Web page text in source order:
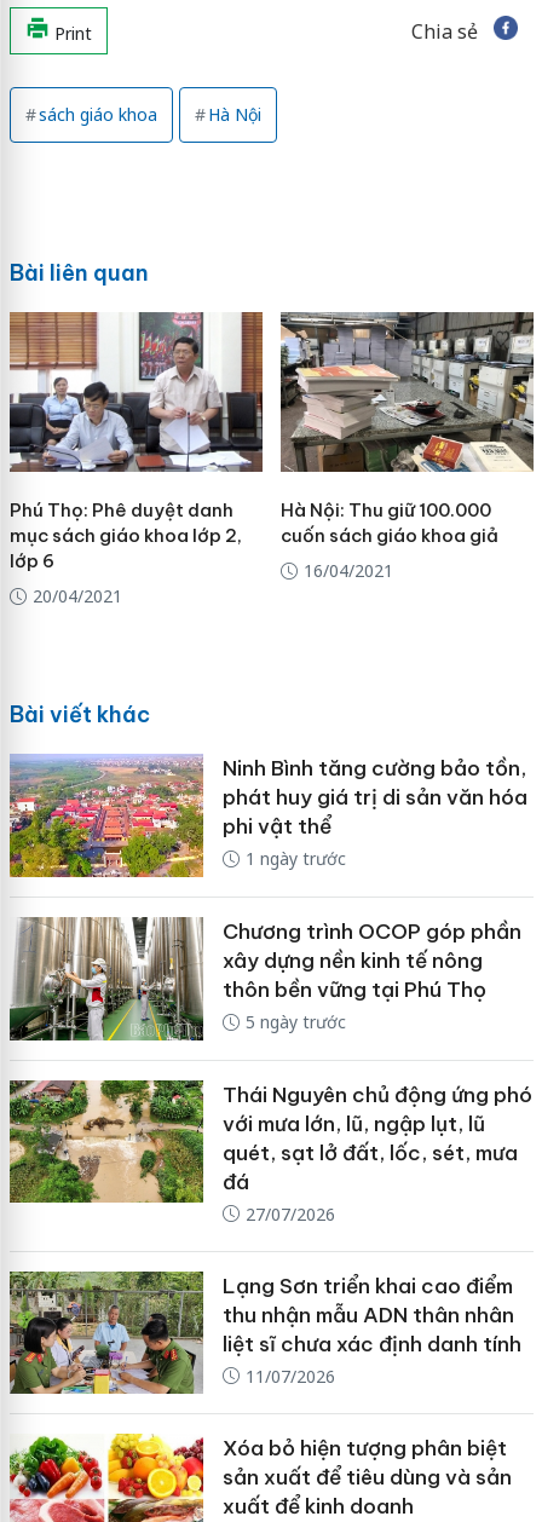
Print Chia sẻ
sách giáo khoa Hà Nội
Bài liên quan
Phú Thọ: Phê duyệt danh
mục sách giáo khoa lớp 2,
lớp 6
20/04/2021
Hà Nội: Thu giữ 100.000
cuốn sách giáo khoa giả
16/04/2021
Bài viết khác
Ninh Bình tăng cường bảo tồn,
phát huy giá trị di sản văn hóa
phi vật thể
1 ngày trước
Chương trình OCOP góp phần
xây dựng nền kinh tế nông
thôn bền vững tại Phú Thọ
5 ngày trước
Thái Nguyên chủ động ứng phó
với mưa lớn, lũ, ngập lụt, lũ
quét, sạt lở đất, lốc, sét, mưa
đá
27/07/2026
Lạng Sơn triển khai cao điểm
thu nhận mẫu ADN thân nhân
liệt sĩ chưa xác định danh tính
11/07/2026
Xóa bỏ hiện tượng phân biệt
sản xuất để tiêu dùng và sản
xuất để kinh doanh